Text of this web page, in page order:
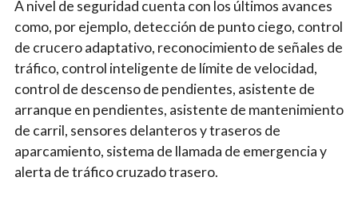
A nivel de seguridad cuenta con los últimos avances
como, por ejemplo, detección de punto ciego, control
de crucero adaptativo, reconocimiento de señales de
tráfico, control inteligente de límite de velocidad,
control de descenso de pendientes, asistente de
arranque en pendientes, asistente de mantenimiento
de carril, sensores delanteros y traseros de
aparcamiento, sistema de llamada de emergencia y
alerta de tráfico cruzado trasero.